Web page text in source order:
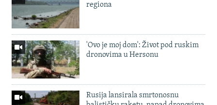
regiona
'Ovo je moj dom': Život pod ruskim
dronovima u Hersonu
Rusija lansirala smrtonosnu